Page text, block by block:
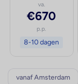
va.
€670
p.p.
8-10 dagen
vanaf Amsterdam